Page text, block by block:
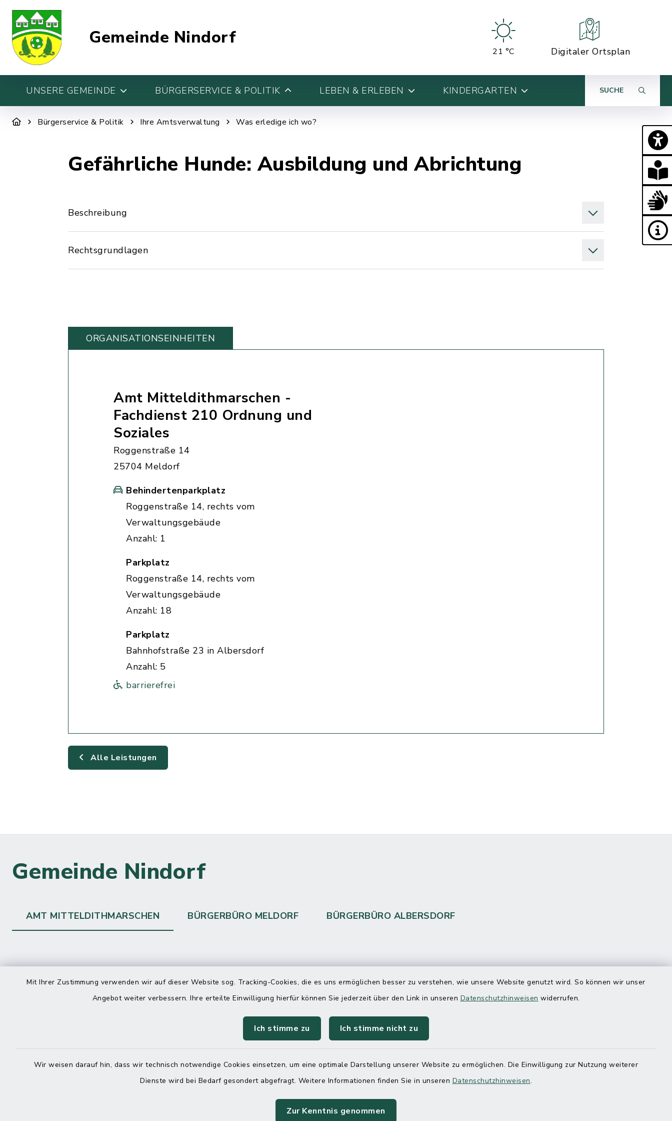
Mit Ihrer Zustimmung verwenden wir auf dieser Website sog. Tracking-Cookies, die es uns ermöglichen besser zu verstehen, wie unsere Website genutzt wird. So können wir unser
Angebot weiter verbessern. Ihre erteilte Einwilligung hierfür können Sie jederzeit über den Link in unseren Datenschutzhinweisen widerrufen.
Ich stimme zu Ich stimme nicht zu
Wir weisen darauf hin, dass wir technisch notwendige Cookies einsetzen, um eine optimale Darstellung unserer Website zu ermöglichen. Die Einwilligung zur Nutzung weiterer
Dienste wird bei Bedarf gesondert abgefragt. Weitere Informationen finden Sie in unseren Datenschutzhinweisen.
Zur Kenntnis genommen
Gemeinde Nindorf
21 °C Digitaler Ortsplan
UNSERE GEMEINDE BÜRGERSERVICE & POLITIK LEBEN & ERLEBEN KINDERGARTEN SUCHE
Bürgerservice & Politik Ihre Amtsverwaltung Was erledige ich wo?
Gefährliche Hunde: Ausbildung und Abrichtung
Beschreibung
Rechtsgrundlagen
ORGANISATIONS­EINHEITEN
Amt Mitteldithmarschen -
Fachdienst 210 Ordnung und
Soziales
Roggenstraße 14
25704 Meldorf
Behindertenparkplatz
Roggenstraße 14, rechts vom
Verwaltungsgebäude
Anzahl: 1
Parkplatz
Roggenstraße 14, rechts vom
Verwaltungsgebäude
Anzahl: 18
Parkplatz
Bahnhofstraße 23 in Albersdorf
Anzahl: 5
barrierefrei
Alle Leistungen
Gemeinde Nindorf
AMT MITTELDITHMARSCHEN BÜRGERBÜRO MELDORF BÜRGERBÜRO ALBERSDORF
Kontakt
04832 6065-215
direkte telefonische Erreichbarkeit per
Durchwahl
Montag - Donnerstag
08:00 Uhr – 12:00 Uhr
14:00 Uhr – 16:00 Uhr
Freitag
08:00 Uhr – 12:00 Uhr
Online-Terminvereinbarung